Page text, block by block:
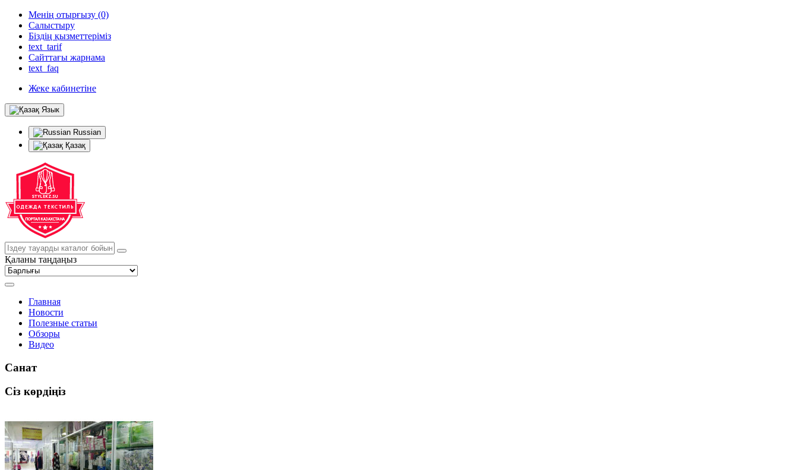
Менің отырғызу (0)
Салыстыру
Біздің қызметтеріміз
text_tarif
Сайттағы жарнама
text_faq
Жеке кабинетіне
Язык
Russian
Қазақ
Қаланы таңдаңыз
Главная
Новости
Полезные статьи
Обзоры
Видео
Санат
Сіз көрдіңіз